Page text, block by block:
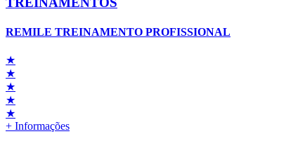
REMILE TREINAMENTO PROFISSIONAL
★
★
★
★
★
+ Informações